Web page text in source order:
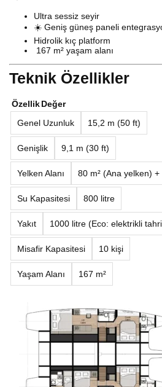
Ultra sessiz seyir
☀️ Geniş güneş paneli
Hidrolik kıç platform
️ 167 m² yaşam alanı
Teknik Özellikler
ÖzellikDeğer
Genel Uzunluk
15,2 m (50 ft)
Genişlik 9,1 m (30 ft)
Yelken Alanı 80 m² (Ana yelken)
Su Kapasitesi 800 litre
Yakıt 1000 litre (Eco: elektrikli
Misafir Kapasitesi 10 kişi
Yaşam Alanı 167 m²